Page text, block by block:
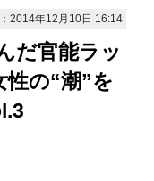
2014年12月10日 16:14
だ官能ラッ
の“潮”を